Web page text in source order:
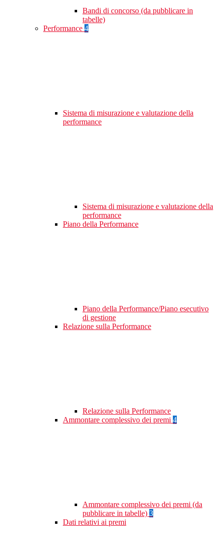
Bandi di concorso (da pubblicare in
tabelle)
Performance 4
Sistema di misurazione e valutazione della
performance
Sistema di misurazione e valutazione della
performance
Piano della Performance
Piano della Performance/Piano esecutivo
di gestione
Relazione sulla Performance
Relazione sulla Performance
Ammontare complessivo dei premi 4
Ammontare complessivo dei premi (da
pubblicare in tabelle) 3
Dati relativi ai premi